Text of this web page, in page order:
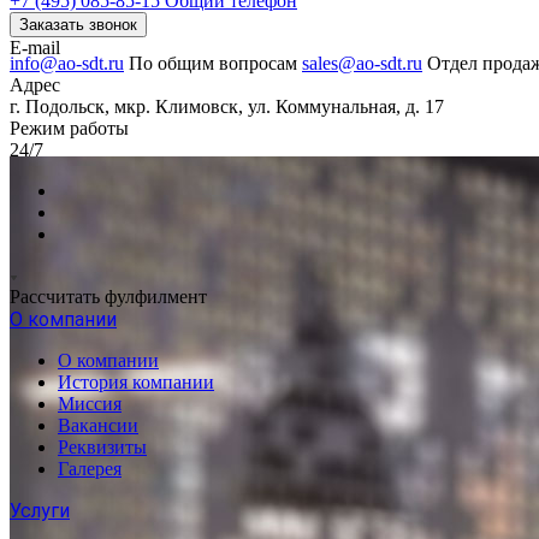
Заказать звонок
E-mail
info@ao-sdt.ru По общим вопросам sales@ao-sdt.ru Отдел
Адрес
г. Подольск, мкр. Климовск, ул. Коммунальная, д. 17
Режим работы
24/7
Рассчитать фулфилмент
О компании
О компании
История компании
Миссия
Вакансии
Реквизиты
Галерея
Услуги